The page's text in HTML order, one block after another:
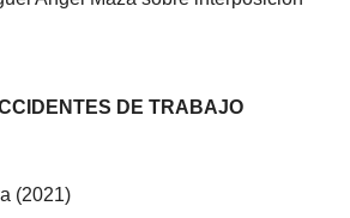
DE TRABAJO
(2021)